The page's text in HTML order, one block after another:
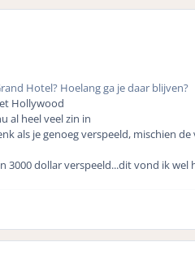
Hotel? Hoelang ga je daar blijven?
Hollywood
al heel veel zin in
als je genoeg verspeeld, mischien
3000 dollar verspeeld...dit vond ik wel